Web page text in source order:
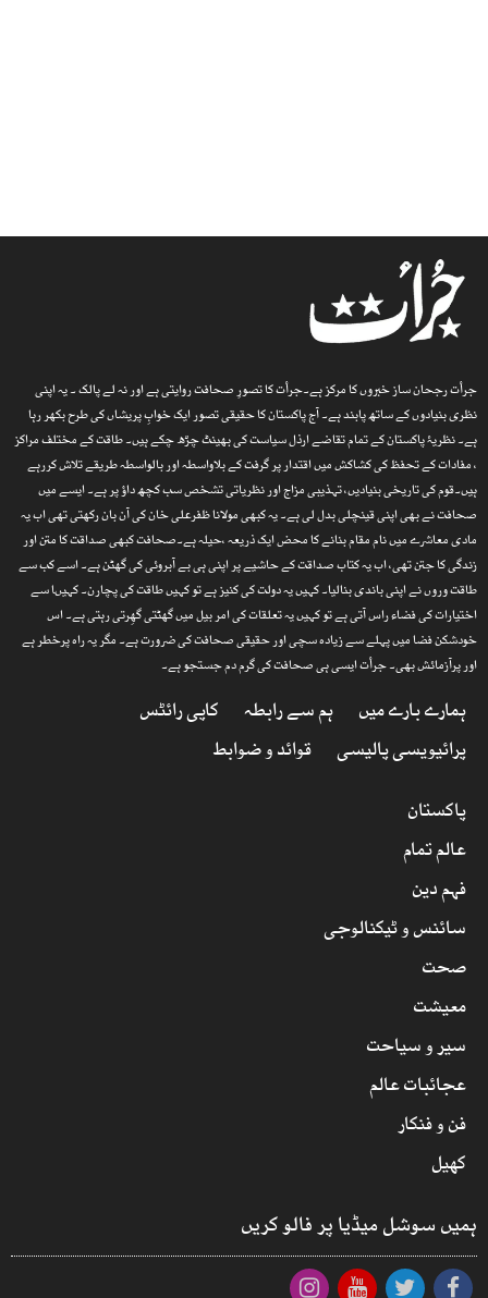
جرأت رجحان ساز خبروں کا مرکز ہے۔جرأت کا تصورِ صحافت روایتی ہے اور نہ لے پالک ۔ یہ اپنی
نظری بنیادوں کے ساتھ پابند ہے۔ آج پاکستان کا حقیقی تصور ایک خوابِ پریشاں کی طرح بکھر رہا
ہے۔ نظریۂ پاکستان کے تمام تقاضے ارذل سیاست کی بھینٹ چڑھ چکے ہیں۔ طاقت کے مختلف مراکز
، مفادات کے تحفظ کی کشاکش میں اقتدار پر گرفت کے بلاواسطہ اور بالواسطہ طریقے تلاش کررہے
ہیں۔قوم کی تاریخی بنیادیں، تہذیبی مزاج اور نظریاتی تشخص سب کچھ داؤ پر ہے۔ ایسے میں
صحافت نے بھی اپنی قینچلی بدل لی ہے۔ یہ کبھی مولانا ظفرعلی خان کی آن بان رکھتی تھی اب یہ
مادی معاشرے میں نام مقام بنانے کا محض ایک ذریعہ ،حیلہ ہے۔صحافت کبھی صداقت کا متن اور
زندگی کا جتن تھی، اب یہ کتاب صداقت کے حاشیے پر اپنی ہی بے آبروئی کی گھٹن ہے۔ اسے کب سے
طاقت وروں نے اپنی باندی بنالیا۔ کہیں یہ دولت کی کنیز ہے تو کہیں طاقت کی پچارن۔ کہیںا سے
اختیارات کی فضاء راس آتی ہے تو کہیں یہ تعلقات کی امر بیل میں گھٹتی گھِرتی رہتی ہے۔ اس
خودشکن فضا میں پہلے سے زیادہ سچی اور حقیقی صحافت کی ضرورت ہے۔ مگر یہ راہ پرخطر ہے
اور پرآزمائش بھی۔ جرأت ایسی ہی صحافت کی گرم دم جستجو ہے۔
ہمارے بارے میں ہم سے رابطہ
کاپی رائٹس
پرائیویسی پالیسی
قوائد و ضوابط
پاکستان
عالم تمام
فہم دین
سائنس و ٹیکنالوجی
صحت
معیشت
سیر و سیاحت
عجائبات عالم
فن و فنکار
کھیل
ہمیں سوشل میڈیا پر فالو کریں